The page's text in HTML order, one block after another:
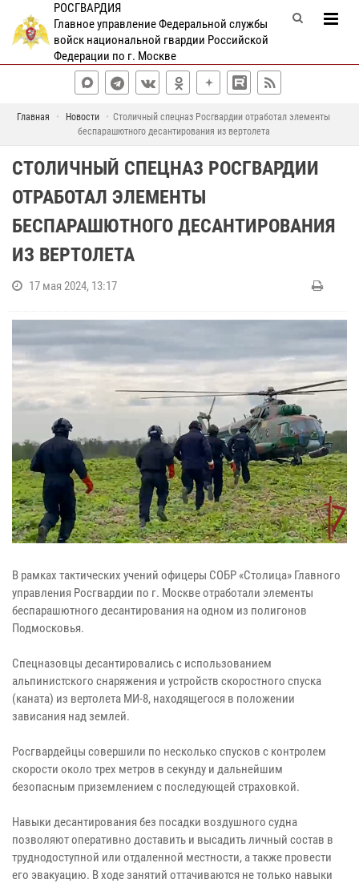
РОСГВАРДИЯ
Главное управление Федеральной службы
войск национальной гвардии Российской
Федерации по г. Москве
Главная Новости
Столичный спецназ Росгвардии отработал элементы
беспарашютного десантирования из вертолета
СТОЛИЧНЫЙ СПЕЦНАЗ РОСГВАРДИИ
ОТРАБОТАЛ ЭЛЕМЕНТЫ
БЕСПАРАШЮТНОГО ДЕСАНТИРОВАНИЯ
ИЗ ВЕРТОЛЕТА
17 мая 2024, 13:17
В рамках тактических учений офицеры СОБР «Столица» Главного
управления Росгвардии по г. Москве отработали элементы
беспарашютного десантирования на одном из полигонов
Подмосковья.
Спецназовцы десантировались с использованием
альпинистского снаряжения и устройств скоростного спуска
(каната) из вертолета МИ-8, находящегося в положении
зависания над землей.
Росгвардейцы совершили по несколько спусков с контролем
скорости около трех метров в секунду и дальнейшим
безопасным приземлением с последующей страховкой.
Навыки десантирования без посадки воздушного судна
позволяют оперативно доставить и высадить личный состав в
труднодоступной или отдаленной местности, а также провести
его эвакуацию. В ходе занятий оттачиваются не только навыки